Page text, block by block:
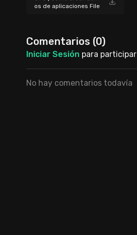
os de aplicaciones File
Comentarios (0)
Iniciar Sesión para
No hay comentarios todavía